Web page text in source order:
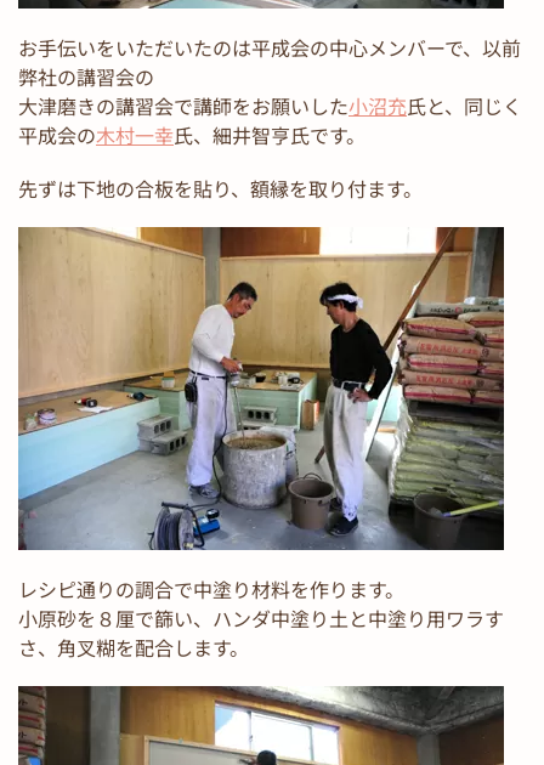
お手伝いをいただいたのは平成会の中心メンバーで、以前
弊社の講習会の
大津磨きの講習会で講師をお願いした小沼充氏と、同じく
平成会の木村一幸氏、細井智亨氏です。
先ずは下地の合板を貼り、額縁を取り付ます。
レシピ通りの調合で中塗り材料を作ります。
小原砂を８厘で篩い、ハンダ中塗り土と中塗り用ワラす
さ、角叉糊を配合します。